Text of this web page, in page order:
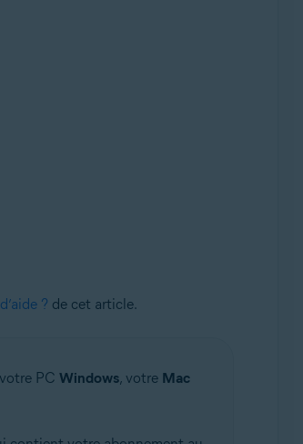
? de cet article.
PC Windows, votre Mac